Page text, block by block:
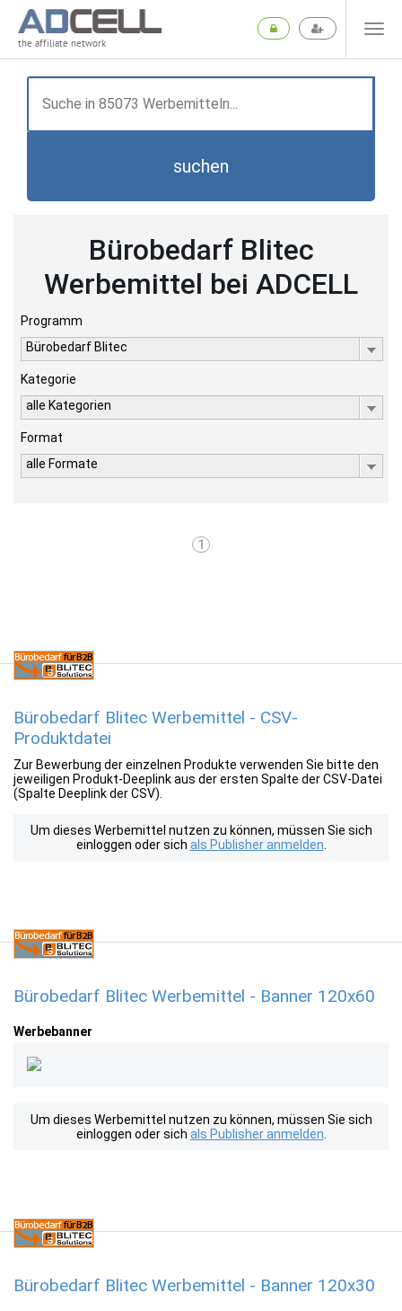
the affiliate network
suchen
Bürobedarf Blitec
Werbemittel bei ADCELL
Programm
Bürobedarf Blitec
Kategorie
alle Kategorien
Format
alle Formate
1
Bürobedarf Blitec Werbemittel - CSV-
Produktdatei
Zur Bewerbung der einzelnen Produkte verwenden Sie bitte den
jeweiligen Produkt-Deeplink aus der ersten Spalte der CSV-Datei
(Spalte Deeplink der CSV).
Um dieses Werbemittel nutzen zu können, müssen Sie sich
einloggen oder sich als Publisher anmelden
Bürobedarf Blitec Werbemittel - Banner 120x60
Werbebanner
Um dieses Werbemittel nutzen zu können, müssen Sie sich
einloggen oder sich als Publisher anmelden
Bürobedarf Blitec Werbemittel - Banner 120x30